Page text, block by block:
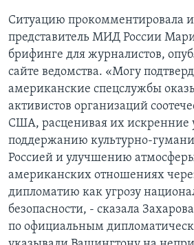
Ситуацию прокомментировала
представитель МИД России
брифинге для журналистов,
сайте ведомства. «Могу
американские спецслужбы
активистов организаций
США, расценивая их искренние
поддержанию культурно-
Россией и улучшению
американских отношениях
дипломатию как угрозу
безопасности, - сказала
по официальным